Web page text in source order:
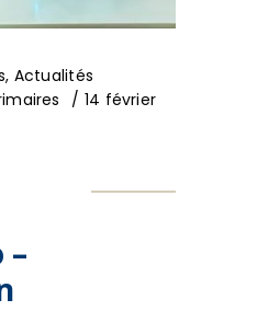
, Actualités
14 février
–